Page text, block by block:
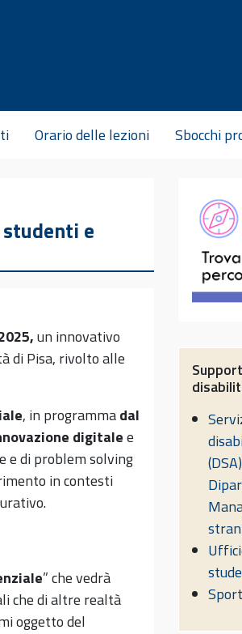
Orario delle lezioni Sbocchi
e
un innovativo
di Pisa, rivolto alle
, in programmadal
digitalee
e di problem solving
in contesti
” che vedrà
che di altre realtà
oggetto del